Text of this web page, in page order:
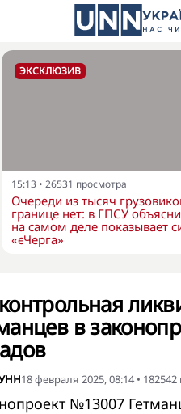
ЭКСКЛЮЗИВ
15:13 • 26531 просмотра
Очереди из тысяч
границе нет: в ГПСУ
на самом деле показывает
«єЧерга»
в
18 февраля 2025, 08:14• 182542
№13007